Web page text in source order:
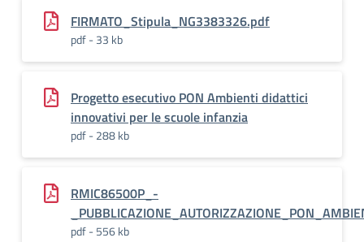
FIRMATO_Stipula_NG3383326.pdf
pdf - 33 kb
Progetto esecutivo PON Ambienti didattici
innovativi per le scuole infanzia
pdf - 288 kb
RMIC86500P_-
pdf - 556 kb